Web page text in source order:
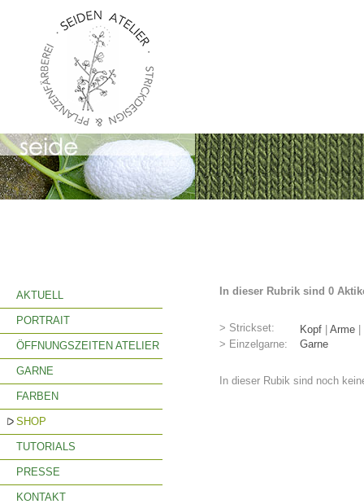
AKTUELL
PORTRAIT
ÖFFNUNGSZEITEN ATELIER
GARNE
FARBEN
SHOP
TUTORIALS
PRESSE
KONTAKT
In dieser Rubrik sind 0
> Strickset: Kopf Arme
> Einzelgarne:
Garne
In dieser Rubik sind noch